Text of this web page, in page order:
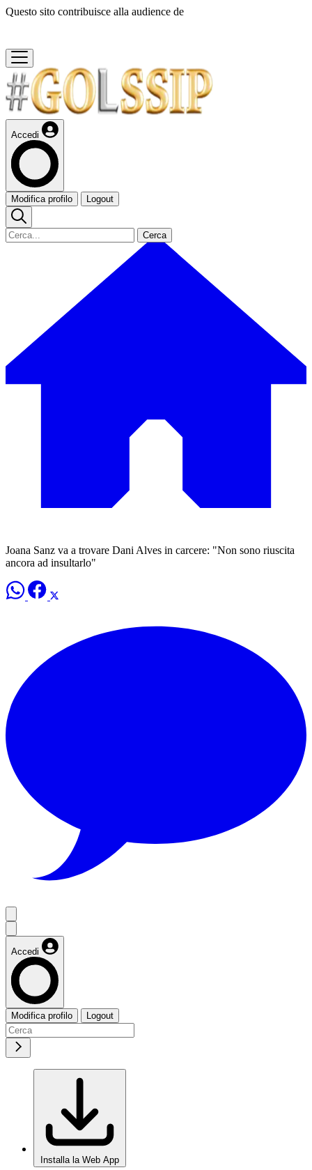
Questo sito contribuisce alla audience de
Accedi
Modifica profilo Logout
Cerca
Joana Sanz va a trovare Dani Alves in carcere: "Non sono riuscita
ancora ad insultarlo"
Accedi
Modifica profilo Logout
Installa la Web App